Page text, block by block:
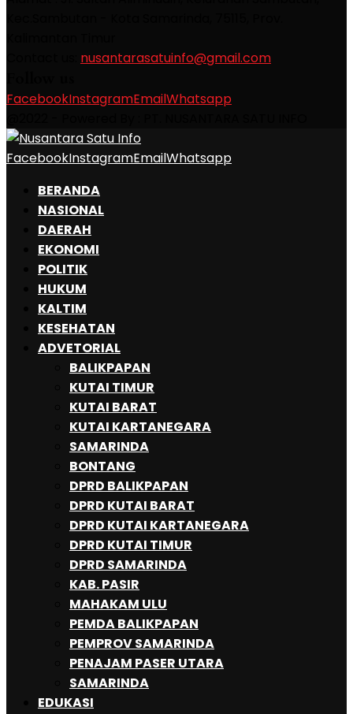
nusantarasatuinfo@gmail.com
FacebookInstagramEmailWhatsapp
FacebookInstagramEmailWhatsapp
BERANDA
NASIONAL
DAERAH
EKONOMI
POLITIK
HUKUM
KALTIM
KESEHATAN
ADVETORIAL
BALIKPAPAN
KUTAI TIMUR
KUTAI BARAT
KUTAI KARTANEGARA
SAMARINDA
BONTANG
DPRD BALIKPAPAN
DPRD KUTAI BARAT
DPRD KUTAI KARTANEGARA
DPRD KUTAI TIMUR
DPRD SAMARINDA
KAB. PASIR
MAHAKAM ULU
PEMDA BALIKPAPAN
PEMPROV SAMARINDA
PENAJAM PASER UTARA
SAMARINDA
EDUKASI